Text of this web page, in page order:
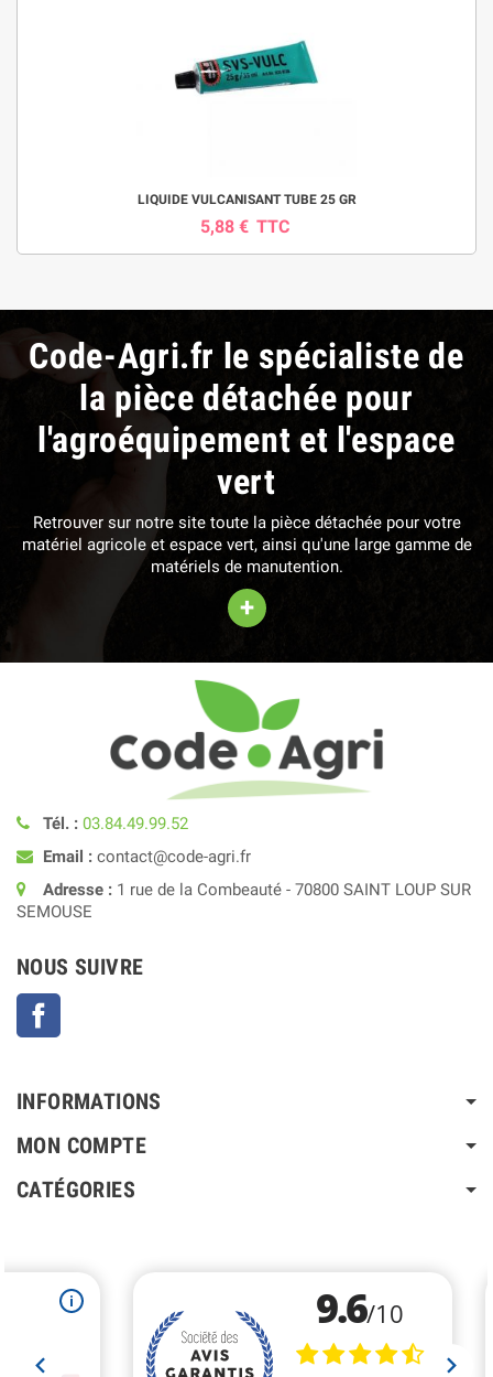
LIQUIDE VULCANISANT TUBE 25 GR
5,88 € TTC
Code-Agri.fr le spécialiste de
la pièce détachée pour
l'agroéquipement et l'espace
vert
Retrouver sur notre site toute la pièce détachée pour votre
matériel agricole et espace vert, ainsi qu'une large gamme de
matériels de manutention.
+
Tél. : 03.84.49.99.52
Email : contact@code-agri.fr
Adresse : 1 rue de la Combeauté - 70800 SAINT LOUP SUR
SEMOUSE
NOUS SUIVRE
INFORMATIONS
MON COMPTE
CATÉGORIES